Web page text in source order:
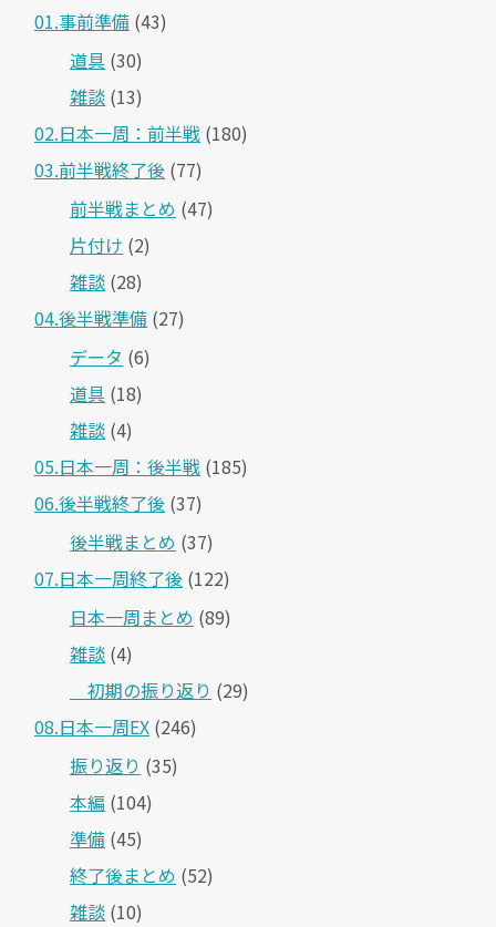
01.事前準備 (43)
道具 (30)
雑談 (13)
02.日本一周：前半戦 (180)
03.前半戦終了後 (77)
前半戦まとめ (47)
片付け (2)
雑談 (28)
04.後半戦準備 (27)
データ (6)
道具 (18)
雑談 (4)
05.日本一周：後半戦 (185)
06.後半戦終了後 (37)
後半戦まとめ (37)
07.日本一周終了後 (122)
日本一周まとめ (89)
雑談 (4)
＿初期の振り返り (29)
08.日本一周EX (246)
振り返り (35)
本編 (104)
準備 (45)
終了後まとめ (52)
雑談 (10)